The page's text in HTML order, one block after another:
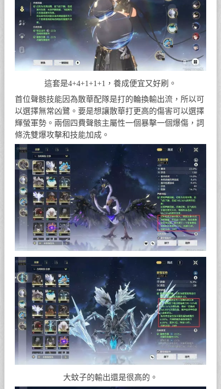
這套是4+4+1+1+1，養成便宜又好刷。
首位聲骸技能因為散華配隊是打的輪換輸出流，所以可
以選擇無常凶鷺。要是想讓散華打更高的傷害可以選擇
輝螢軍勢。兩個四費聲骸主屬性一個暴擊一個爆傷，詞
條洗雙爆攻擊和技能加成。
大蚊子的輸出還是很高的。